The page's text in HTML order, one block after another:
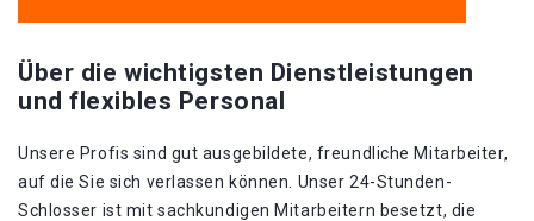
Über die wichtigsten Dienstleistungen
und flexibles Personal
Unsere Profis sind gut ausgebildete, freundliche Mitarbeiter,
auf die Sie sich verlassen können. Unser 24-Stunden-
Schlosser ist mit sachkundigen Mitarbeitern besetzt, die